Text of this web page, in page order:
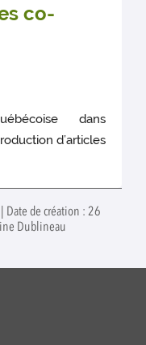
co-
dans
d’articles
Date de création : 26
Dublineau